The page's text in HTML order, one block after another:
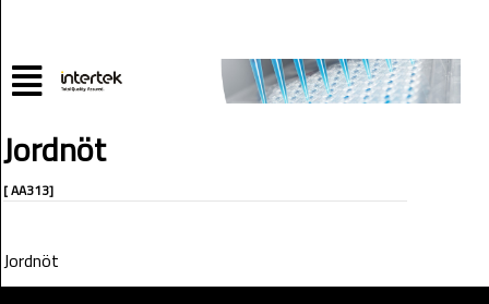
Jordnöt
[ AA313]
Jordnöt